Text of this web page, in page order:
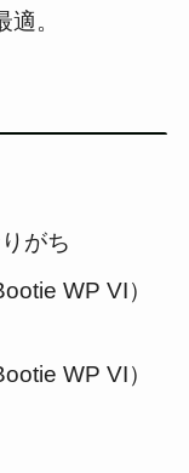
。
がち
WP VI）
WP VI）